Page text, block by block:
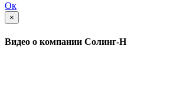
Ок
×
Видео о компании Солинг-Н